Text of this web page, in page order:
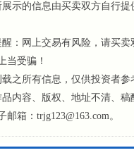
的信息由买卖双方自行提
网上交易有风险，请买卖
当受骗！
所有信息，仅供投资者参
容、版权、地址不清、稿
邮箱：trjg123@163.com。